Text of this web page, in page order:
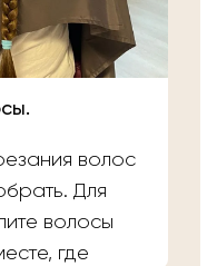
волос
Для
волосы
где